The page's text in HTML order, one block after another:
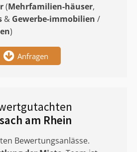
(Mehrfamilien-häuser,
& Gewerbe-immobilien /
)
Anfragen
am Rhein
Bewertungsanlässe.